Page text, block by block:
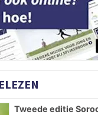
Tweede editie